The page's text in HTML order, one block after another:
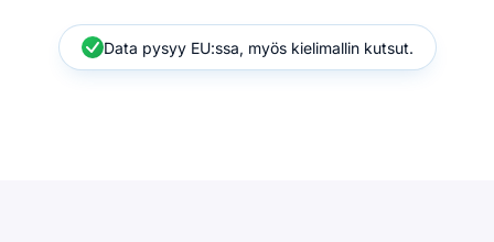
Data pysyy EU:ssa, myös kielimallin kutsut.